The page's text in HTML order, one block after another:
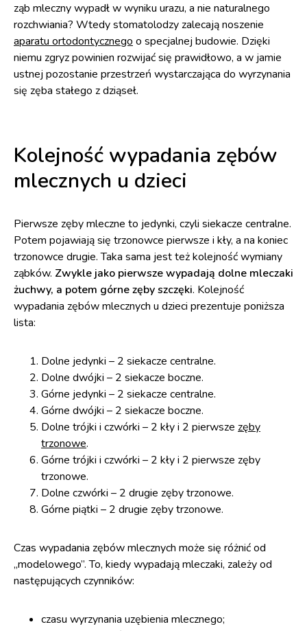
ząb mleczny wypadł w wyniku urazu, a nie naturalnego
rozchwiania? Wtedy stomatolodzy zalecają noszenie
aparatu ortodontycznego o specjalnej budowie. Dzięki
niemu zgryz powinien rozwijać się prawidłowo, a w jamie
ustnej pozostanie przestrzeń wystarczająca do wyrzynania
się zęba stałego z dziąseł.
Kolejność wypadania zębów
mlecznych u dzieci
Pierwsze zęby mleczne to jedynki, czyli siekacze centralne.
Potem pojawiają się trzonowce pierwsze i kły, a na koniec
trzonowce drugie. Taka sama jest też kolejność wymiany
ząbków. Zwykle jako pierwsze wypadają dolne mleczaki
żuchwy, a potem górne zęby szczęki. Kolejność
wypadania zębów mlecznych u dzieci prezentuje poniższa
lista:
Dolne jedynki – 2 siekacze centralne.
Dolne dwójki – 2 siekacze boczne.
Górne jedynki – 2 siekacze centralne.
Górne dwójki – 2 siekacze boczne.
Dolne trójki i czwórki – 2 kły i 2 pierwsze zęby
trzonowe.
Górne trójki i czwórki – 2 kły i 2 pierwsze zęby
trzonowe.
Dolne czwórki – 2 drugie zęby trzonowe.
Górne piątki – 2 drugie zęby trzonowe.
Czas wypadania zębów mlecznych może się różnić od
„modelowego”. To, kiedy wypadają mleczaki, zależy od
następujących czynników:
czasu wyrzynania uzębienia mlecznego;